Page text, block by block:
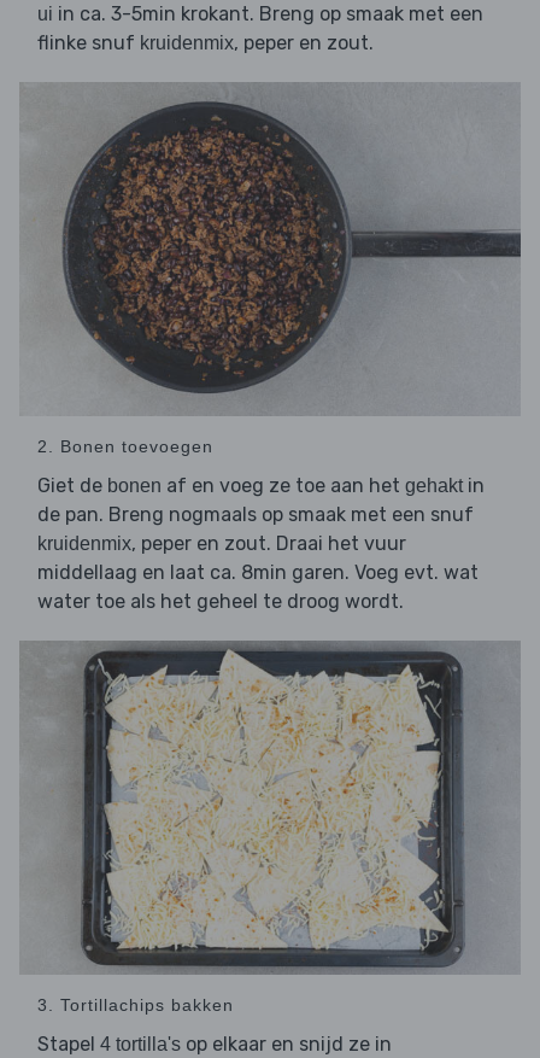
ui in ca. 3-5min krokant. Breng op smaak met een
flinke snuf kruidenmix, peper en zout.
2. Bonen toevoegen
Giet de bonen af en voeg ze toe aan het gehaktin
de pan. Breng nogmaals op smaak met een snuf
kruidenmix, peper en zout. Draai het vuur
middellaag en laat ca. 8min garen. Voeg evt. wat
water toe als het geheel te droog wordt.
3. Tortillachips bakken
Stapel 4 tortilla's op elkaar en snijd ze in